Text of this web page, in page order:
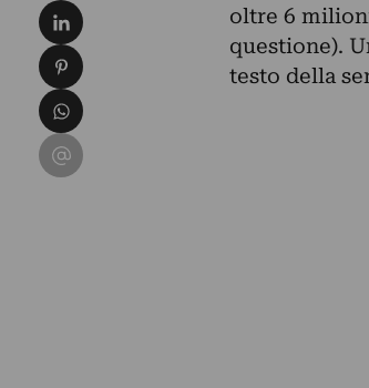
oltre 6
questione).
testo della
Condividi su LinkedIn
Condividi su Pinterest
Condividi su WhatsApp
Condividi su Email